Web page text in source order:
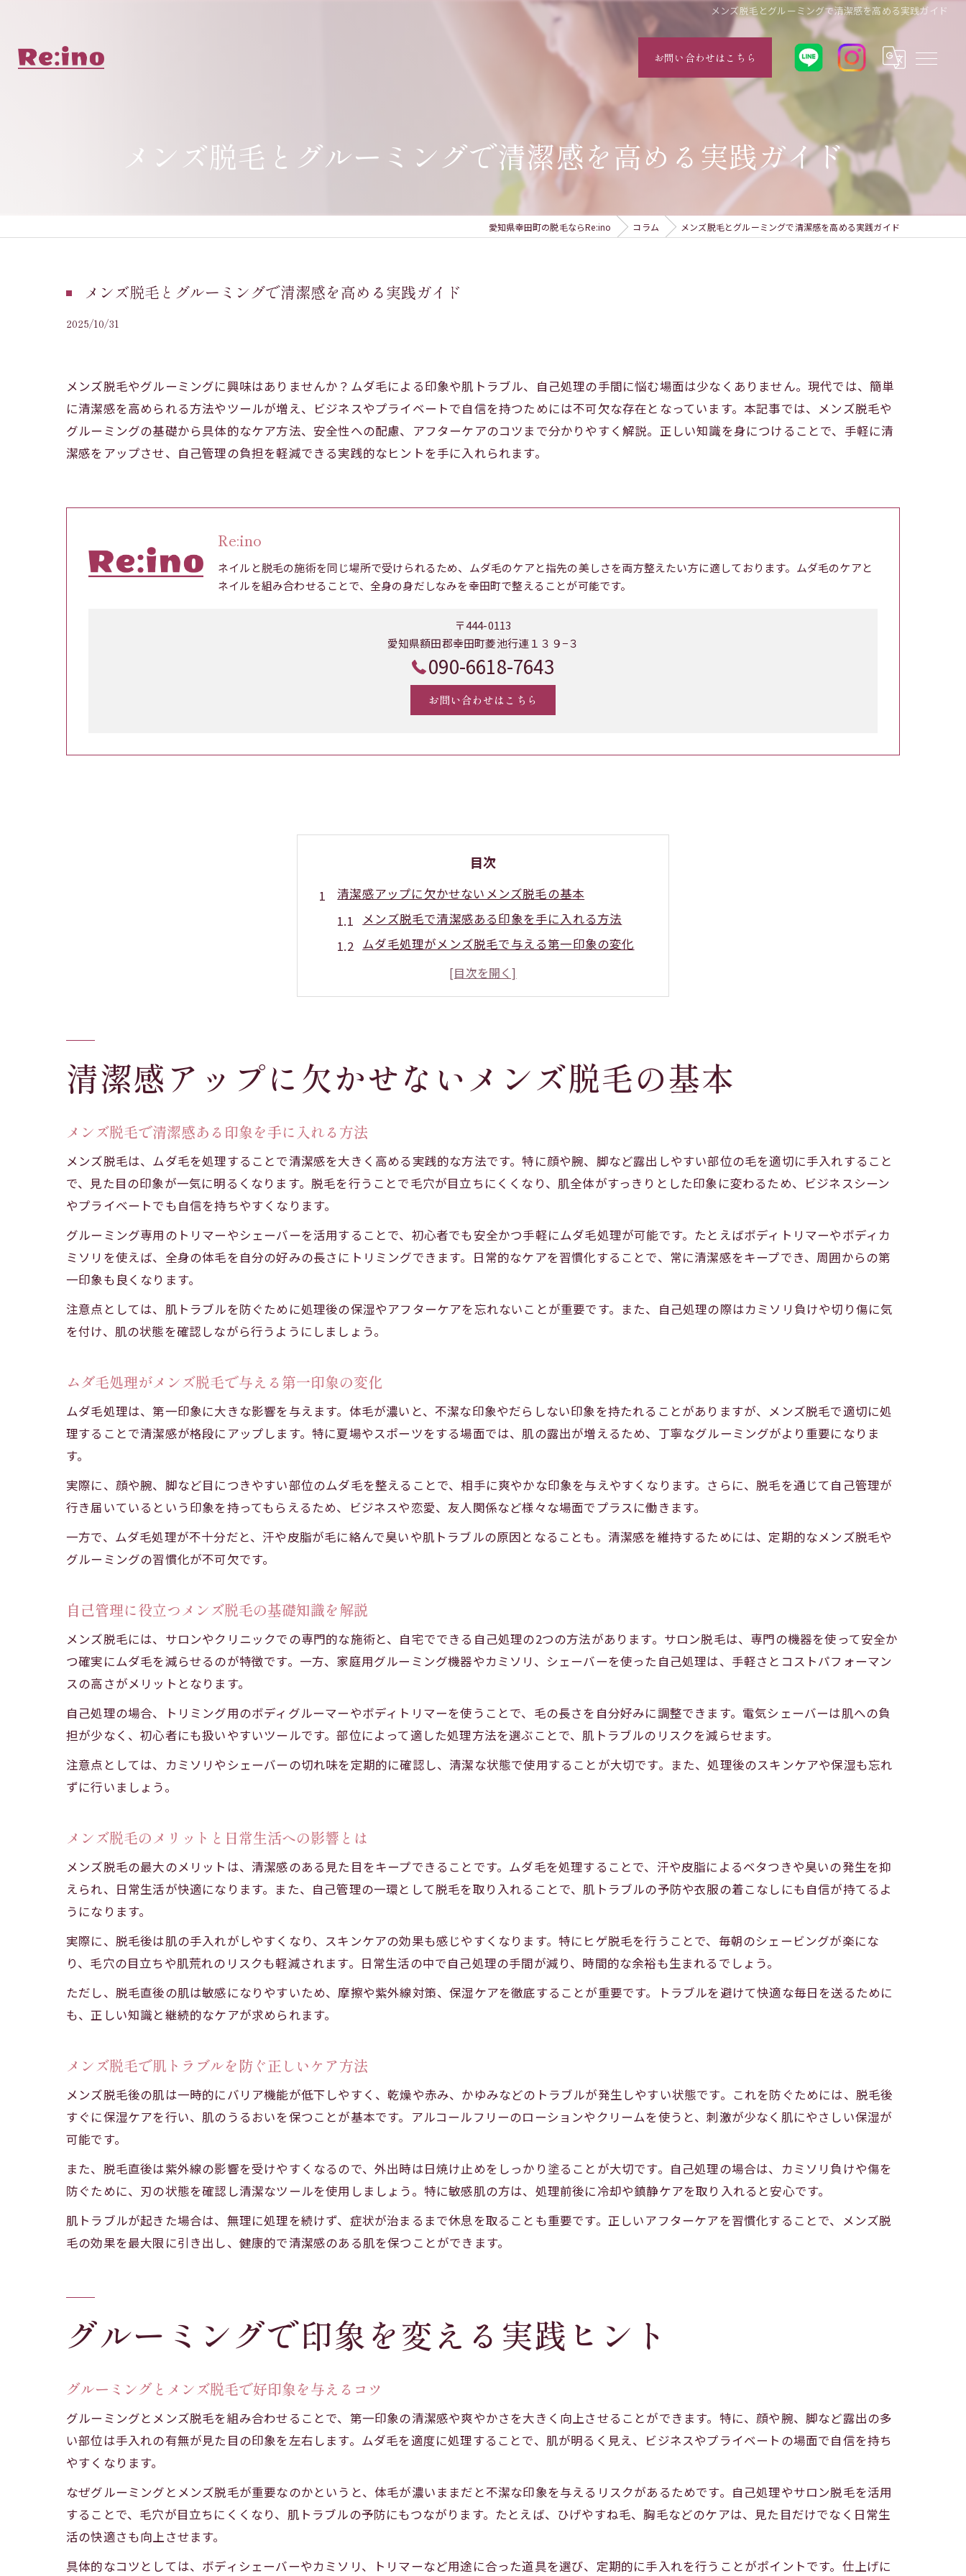
メンズ脱毛とグルーミングで清潔感を高める実践ガイド
お問い合わせはこちら
メンズ脱毛とグルーミングで清潔感を高める実践ガイド
愛知県幸田町の脱毛ならRe:ino コラム メンズ脱毛とグルーミングで清潔感を高める実践ガイド
メンズ脱毛とグルーミングで清潔感を高める実践ガイド
2025/10/31
メンズ脱毛やグルーミングに興味はありませんか？ムダ毛による印象や肌トラブル、自己処理の手間に悩む場面は少なくありません。現代では、簡単
に清潔感を高められる方法やツールが増え、ビジネスやプライベートで自信を持つためには不可欠な存在となっています。本記事では、メンズ脱毛や
グルーミングの基礎から具体的なケア方法、安全性への配慮、アフターケアのコツまで分かりやすく解説。正しい知識を身につけることで、手軽に清
潔感をアップさせ、自己管理の負担を軽減できる実践的なヒントを手に入れられます。
Re:ino
ネイルと脱毛の施術を同じ場所で受けられるため、ムダ毛のケアと指先の美しさを両方整えたい方に適しております。ムダ毛のケアと
ネイルを組み合わせることで、全身の身だしなみを幸田町で整えることが可能です。
〒444-0113
愛知県額田郡幸田町菱池行連１３９−３
090-6618-7643
お問い合わせはこちら
目次
清潔感アップに欠かせないメンズ脱毛の基本
メンズ脱毛で清潔感ある印象を手に入れる方法
ムダ毛処理がメンズ脱毛で与える第一印象の変化
自己管理に役立つメンズ脱毛の基礎知識を解説
メンズ脱毛のメリットと日常生活への影響とは
グルーミングとメンズ脱毛で好印象を与えるコツ
メンズ脱毛後のグルーミングで清潔感アップを実感
ムダ毛処理とグルーミングの組み合わせ術
自己処理後のメンズ脱毛効果を高める実践法
ムダ毛処理がもたらす肌トラブル対策のコツ
ムダ毛処理後の赤みやかゆみ対策の実践法
メンズ脱毛の肌トラブル回避に役立つアイテム紹介
初心者が知っておきたいメンズ脱毛の始め方
グルーミングとあわせたメンズ脱毛のステップ
こだわりたい男性必見のグルーミング術
身だしなみに差がつくグルーミングテクニック
電気シェーバーを活用した脱毛のポイント
電気シェーバーで安全にメンズ脱毛を行う方法
電気シェーバー使用後の肌ケアでトラブル予防
ボディシェーバー活用で清潔感をキープするコツ
清潔感アップに欠かせないメンズ脱毛の基本
メンズ脱毛で清潔感ある印象を手に入れる方法
メンズ脱毛は、ムダ毛を処理することで清潔感を大きく高める実践的な方法です。特に顔や腕、脚など露出しやすい部位の毛を適切に手入れすること
で、見た目の印象が一気に明るくなります。脱毛を行うことで毛穴が目立ちにくくなり、肌全体がすっきりとした印象に変わるため、ビジネスシーン
やプライベートでも自信を持ちやすくなります。
グルーミング専用のトリマーやシェーバーを活用することで、初心者でも安全かつ手軽にムダ毛処理が可能です。たとえばボディトリマーやボディカ
ミソリを使えば、全身の体毛を自分の好みの長さにトリミングできます。日常的なケアを習慣化することで、常に清潔感をキープでき、周囲からの第
一印象も良くなります。
注意点としては、肌トラブルを防ぐために処理後の保湿やアフターケアを忘れないことが重要です。また、自己処理の際はカミソリ負けや切り傷に気
を付け、肌の状態を確認しながら行うようにしましょう。
ムダ毛処理がメンズ脱毛で与える第一印象の変化
ムダ毛処理は、第一印象に大きな影響を与えます。体毛が濃いと、不潔な印象やだらしない印象を持たれることがありますが、メンズ脱毛で適切に処
理することで清潔感が格段にアップします。特に夏場やスポーツをする場面では、肌の露出が増えるため、丁寧なグルーミングがより重要になりま
す。
実際に、顔や腕、脚など目につきやすい部位のムダ毛を整えることで、相手に爽やかな印象を与えやすくなります。さらに、脱毛を通じて自己管理が
行き届いているという印象を持ってもらえるため、ビジネスや恋愛、友人関係など様々な場面でプラスに働きます。
一方で、ムダ毛処理が不十分だと、汗や皮脂が毛に絡んで臭いや肌トラブルの原因となることも。清潔感を維持するためには、定期的なメンズ脱毛や
グルーミングの習慣化が不可欠です。
自己管理に役立つメンズ脱毛の基礎知識を解説
メンズ脱毛には、サロンやクリニックでの専門的な施術と、自宅でできる自己処理の2つの方法があります。サロン脱毛は、専門の機器を使って安全か
つ確実にムダ毛を減らせるのが特徴です。一方、家庭用グルーミング機器やカミソリ、シェーバーを使った自己処理は、手軽さとコストパフォーマン
スの高さがメリットとなります。
自己処理の場合、トリミング用のボディグルーマーやボディトリマーを使うことで、毛の長さを自分好みに調整できます。電気シェーバーは肌への負
担が少なく、初心者にも扱いやすいツールです。部位によって適した処理方法を選ぶことで、肌トラブルのリスクを減らせます。
注意点としては、カミソリやシェーバーの切れ味を定期的に確認し、清潔な状態で使用することが大切です。また、処理後のスキンケアや保湿も忘れ
ずに行いましょう。
メンズ脱毛のメリットと日常生活への影響とは
メンズ脱毛の最大のメリットは、清潔感のある見た目をキープできることです。ムダ毛を処理することで、汗や皮脂によるベタつきや臭いの発生を抑
えられ、日常生活が快適になります。また、自己管理の一環として脱毛を取り入れることで、肌トラブルの予防や衣服の着こなしにも自信が持てるよ
うになります。
実際に、脱毛後は肌の手入れがしやすくなり、スキンケアの効果も感じやすくなります。特にヒゲ脱毛を行うことで、毎朝のシェービングが楽にな
り、毛穴の目立ちや肌荒れのリスクも軽減されます。日常生活の中で自己処理の手間が減り、時間的な余裕も生まれるでしょう。
ただし、脱毛直後の肌は敏感になりやすいため、摩擦や紫外線対策、保湿ケアを徹底することが重要です。トラブルを避けて快適な毎日を送るために
も、正しい知識と継続的なケアが求められます。
メンズ脱毛で肌トラブルを防ぐ正しいケア方法
メンズ脱毛後の肌は一時的にバリア機能が低下しやすく、乾燥や赤み、かゆみなどのトラブルが発生しやすい状態です。これを防ぐためには、脱毛後
すぐに保湿ケアを行い、肌のうるおいを保つことが基本です。アルコールフリーのローションやクリームを使うと、刺激が少なく肌にやさしい保湿が
可能です。
また、脱毛直後は紫外線の影響を受けやすくなるので、外出時は日焼け止めをしっかり塗ることが大切です。自己処理の場合は、カミソリ負けや傷を
防ぐために、刃の状態を確認し清潔なツールを使用しましょう。特に敏感肌の方は、処理前後に冷却や鎮静ケアを取り入れると安心です。
肌トラブルが起きた場合は、無理に処理を続けず、症状が治まるまで休息を取ることも重要です。正しいアフターケアを習慣化することで、メンズ脱
毛の効果を最大限に引き出し、健康的で清潔感のある肌を保つことができます。
グルーミングで印象を変える実践ヒント
グルーミングとメンズ脱毛で好印象を与えるコツ
グルーミングとメンズ脱毛を組み合わせることで、第一印象の清潔感や爽やかさを大きく向上させることができます。特に、顔や腕、脚など露出の多
い部位は手入れの有無が見た目の印象を左右します。ムダ毛を適度に処理することで、肌が明るく見え、ビジネスやプライベートの場面で自信を持ち
やすくなります。
なぜグルーミングとメンズ脱毛が重要なのかというと、体毛が濃いままだと不潔な印象を与えるリスクがあるためです。自己処理やサロン脱毛を活用
することで、毛穴が目立ちにくくなり、肌トラブルの予防にもつながります。たとえば、ひげやすね毛、胸毛などのケアは、見た目だけでなく日常生
活の快適さも向上させます。
具体的なコツとしては、ボディシェーバーやカミソリ、トリマーなど用途に合った道具を選び、定期的に手入れを行うことがポイントです。仕上げに